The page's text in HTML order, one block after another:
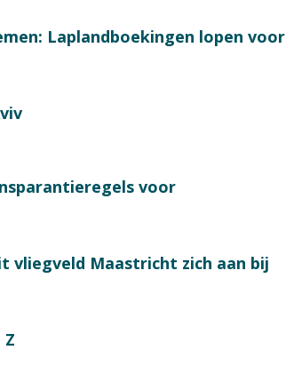
Laplandboekingen lopen voor
voor
vliegveld Maastricht zich aan bij